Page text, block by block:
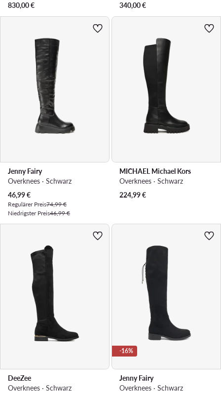
830,00€
340,00€
Jenny Fairy
Overknees · Schwarz
Aktueller Preis
46,99€
Regulärer Preis74,99 €
Niedrigster Preis46,99 €
MICHAEL Michael Kors
Overknees · Schwarz
224,99€
DeeZee
Overknees · Schwarz
-16%
Jenny Fairy
Overknees · Schwarz